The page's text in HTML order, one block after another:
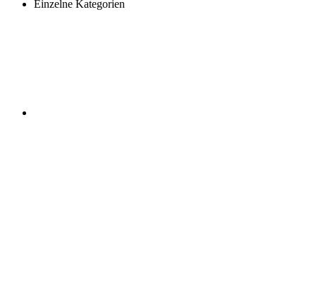
Einzelne Kategorien